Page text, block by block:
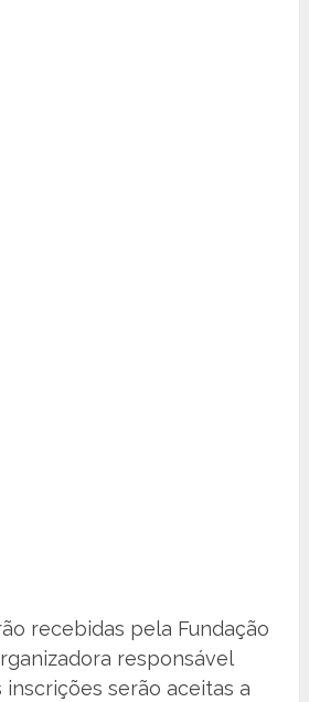
recebidas pela Fundação
responsável
inscrições serão aceitas a